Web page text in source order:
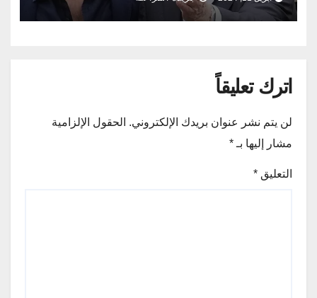
اترك تعليقاً
لن يتم نشر عنوان بريدك الإلكتروني. الحقول الإلزامية
مشار إليها بـ *
التعليق *